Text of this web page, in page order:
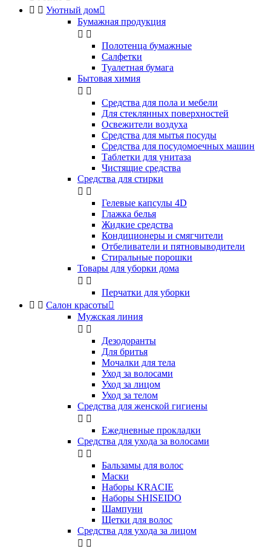
  Уютный дом
Бумажная продукция
 
Полотенца бумажные
Салфетки
Туалетная бумага
Бытовая химия
 
Cредства для пола и мебели
Для стеклянных поверхностей
Освежители воздуха
Средства для мытья посуды
Средства для посудомоечных машин
Таблетки для унитаза
Чистящие средства
Средства для стирки
 
Гелевые капсулы 4D
Глажка белья
Жидкие средства
Кондиционеры и смягчители
Отбеливатели и пятновыводители
Стиральные порошки
Товары для уборки дома
 
Перчатки для уборки
  Салон красоты
Мужская линия
 
Дезодоранты
Для бритья
Мочалки для тела
Уход за волосами
Уход за лицом
Уход за телом
Средства для женской гигиены
 
Ежедневные прокладки
Средства для ухода за волосами
 
Бальзамы для волос
Маски
Наборы KRACIE
Наборы SHISEIDO
Шампуни
Щетки для волос
Средства для ухода за лицом
 